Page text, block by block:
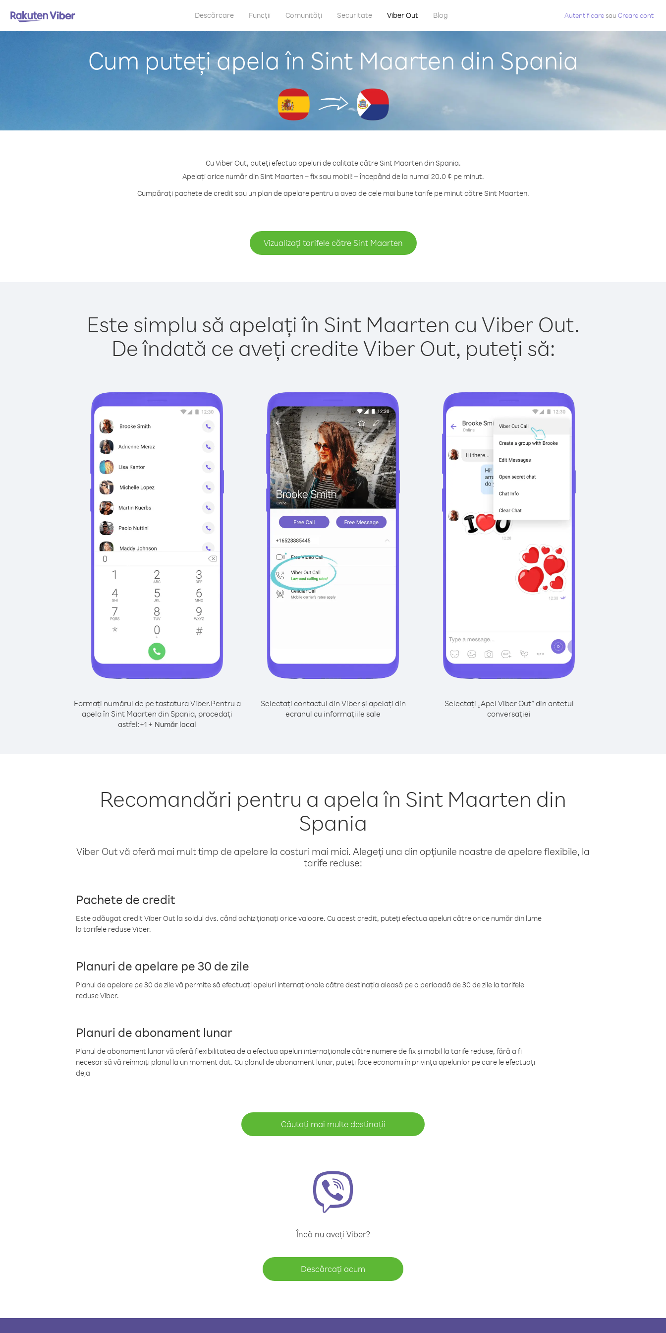
Descărcare Funcții Comunități Securitate Viber Out Blog Autentificaresau Creare cont
Cum puteți apela în Sint Maarten din Spania
Cu Viber Out, puteți efectua apeluri de calitate către Sint Maarten din Spania.
Apelați orice număr din Sint Maarten – fix sau mobil! – începând de la numai 20.0 ¢ pe minut.
Cumpărați pachete de credit sau un plan de apelare pentru a avea de cele mai bune tarife pe minut către Sint Maarten.
Vizualizați tarifele către Sint Maarten
Este simplu să apelați în Sint Maarten cu Viber Out.
De îndată ce aveți credite Viber Out, puteți să:
Formați numărul de pe tastatura Viber.Pentru a
apela în Sint Maarten din Spania, procedați
astfel:+1 + Număr local
Selectați contactul din Viber și apelați din
ecranul cu informațiile sale
Selectați „Apel Viber Out” din antetul
conversației
Recomandări pentru a apela în Sint Maarten din
Spania
Viber Out vă oferă mai mult timp de apelare la costuri mai mici. Alegeți una din opțiunile noastre de apelare flexibile, la
tarife reduse:
Pachete de credit
Este adăugat credit Viber Out la soldul dvs. când achiziționați orice valoare. Cu acest credit, puteți efectua apeluri către orice număr din lume
la tarifele reduse Viber.
Planuri de apelare pe 30 de zile
Planul de apelare pe 30 de zile vă permite să efectuați apeluri internaționale către destinația aleasă pe o perioadă de 30 de zile la tarifele
reduse Viber.
Planuri de abonament lunar
Planul de abonament lunar vă oferă flexibilitatea de a efectua apeluri internaționale către numere de fix și mobil la tarife reduse, fără a fi
necesar să vă reînnoiți planul la un moment dat. Cu planul de abonament lunar, puteți face economii în privința apelurilor pe care le efectuați
deja
Căutați mai multe destinații
Încă nu aveți Viber?
Descărcați acum